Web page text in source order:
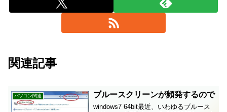
関連記事
パソコン関連 ブルースクリーンが頻発するので
windows7 64bit最近、いわゆるブルース